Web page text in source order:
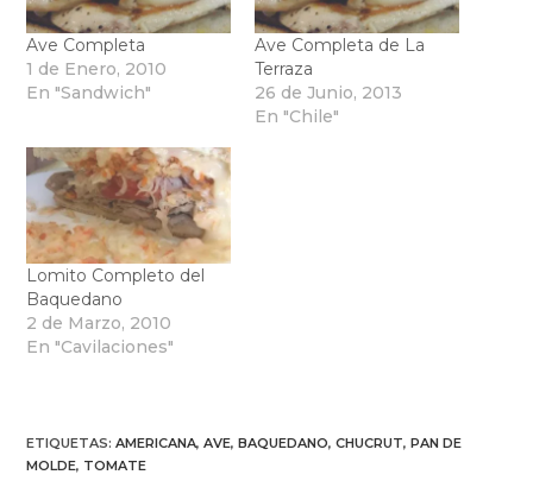
Ave Completa
1 de Enero, 2010
En "Sandwich"
Ave Completa de La
Terraza
26 de Junio, 2013
En "Chile"
Lomito Completo del
Baquedano
2 de Marzo, 2010
En "Cavilaciones"
ETIQUETAS:AMERICANA, AVE, BAQUEDANO, CHUCRUT, PAN DE
MOLDE, TOMATE